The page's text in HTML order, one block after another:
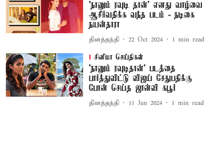
'நானும் ரவுடி தான்' எனது வாழ்வை
ஆசிர்வதிக்க வந்த படம் - நடிகை
நயன்தாரா
தினத்தந்தி 22 Oct 2024 1 min read
சினிமா செய்திகள்
'நானும் ரவுடிதான்' படத்தை
பார்த்துவிட்டு விஜய் சேதுபதிக்கு
போன் செய்த ஜான்வி கபூர்
தினத்தந்தி 11 Jun 2024 1 min read